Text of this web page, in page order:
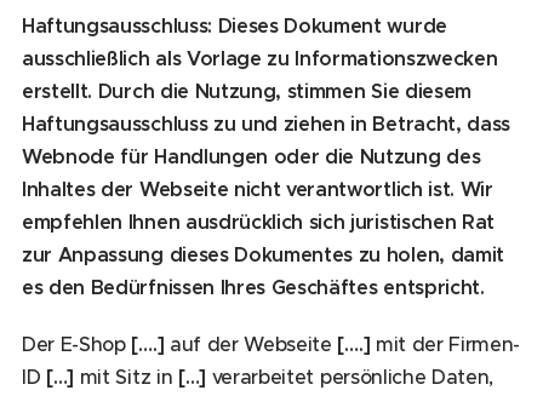
Haftungsausschluss: Dieses Dokument wurde
ausschließlich als Vorlage zu Informationszwecken
erstellt. Durch die Nutzung, stimmen Sie diesem
Haftungsausschluss zu und ziehen in Betracht, dass
Webnode für Handlungen oder die Nutzung des
Inhaltes der Webseite nicht verantwortlich ist. Wir
empfehlen Ihnen ausdrücklich sich juristischen Rat
zur Anpassung dieses Dokumentes zu holen, damit
es den Bedürfnissen Ihres Geschäftes entspricht.
Der E-Shop [….] auf der Webseite [….] mit der Firmen-
ID […] mit Sitz in […] verarbeitet persönliche Daten,